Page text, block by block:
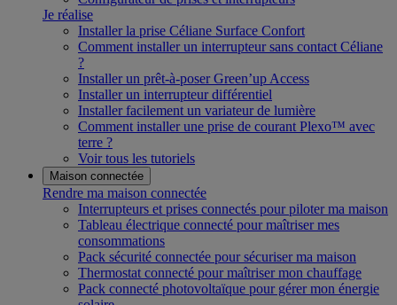
Je réalise
Installer la prise Céliane Surface Confort
Comment installer un interrupteur sans contact Céliane
?
Installer un prêt-à-poser Green’up Access
Installer un interrupteur différentiel
Installer facilement un variateur de lumière
Comment installer une prise de courant Plexo™ avec
terre ?
Voir tous les tutoriels
Maison connectée
Rendre ma maison connectée
Interrupteurs et prises connectés pour piloter ma maison
Tableau électrique connecté pour maîtriser mes
consommations
Pack sécurité connectée pour sécuriser ma maison
Thermostat connecté pour maîtriser mon chauffage
Pack connecté photovoltaïque pour gérer mon énergie